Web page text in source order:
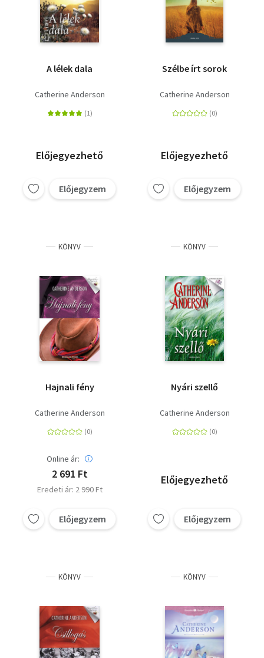
A lélek dala
Catherine Anderson
Előjegyezhető
Előjegyzem
Szélbe írt sorok
Catherine Anderson
Előjegyezhető
Előjegyzem
KÖNYV
Hajnali fény
Catherine Anderson
Online ár:
2 691 Ft
Eredeti ár: 2 990 Ft
Előjegyzem
KÖNYV
Nyári szellő
Catherine Anderson
Előjegyezhető
Előjegyzem
KÖNYV KÖNYV